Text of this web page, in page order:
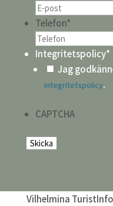
Telefon*
Integritetspolicy*
Jag
integritetspolicy.
CAPTCHA
Vilhelmina